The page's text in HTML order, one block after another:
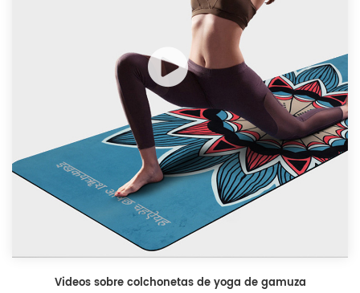
Videos sobre colchonetas de yoga de gamuza